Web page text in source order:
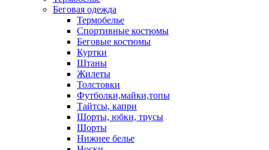
Беговая одежда
Термобелье
Спортивные костюмы
Беговые костюмы
Куртки
Штаны
Жилеты
Толстовки
Футболки,майки,топы
Тайтсы, капри
Шорты, юбки, трусы
Шорты
Нижнее белье